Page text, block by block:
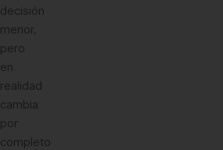
decisión
menor,
pero
en
realidad
cambia
por
completo